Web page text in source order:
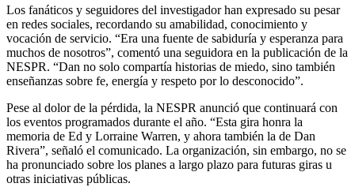
Los fanáticos y seguidores del investigador han expresado su pesar
en redes sociales, recordando su amabilidad, conocimiento y
vocación de servicio. “Era una fuente de sabiduría y esperanza para
muchos de nosotros”, comentó una seguidora en la publicación de la
NESPR. “Dan no solo compartía historias de miedo, sino también
enseñanzas sobre fe, energía y respeto por lo desconocido”.
Pese al dolor de la pérdida, la NESPR anunció que continuará con
los eventos programados durante el año. “Esta gira honra la
memoria de Ed y Lorraine Warren, y ahora también la de Dan
Rivera”, señaló el comunicado. La organización, sin embargo, no se
ha pronunciado sobre los planes a largo plazo para futuras giras u
otras iniciativas públicas.